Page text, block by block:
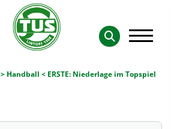
> Handball < ERSTE: Niederlage im Topspiel